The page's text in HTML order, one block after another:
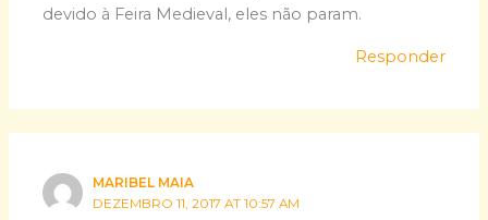
devido à Feira Medieval, eles não param.
Responder
MARIBEL MAIA
DEZEMBRO 11, 2017 AT 10:57 AM